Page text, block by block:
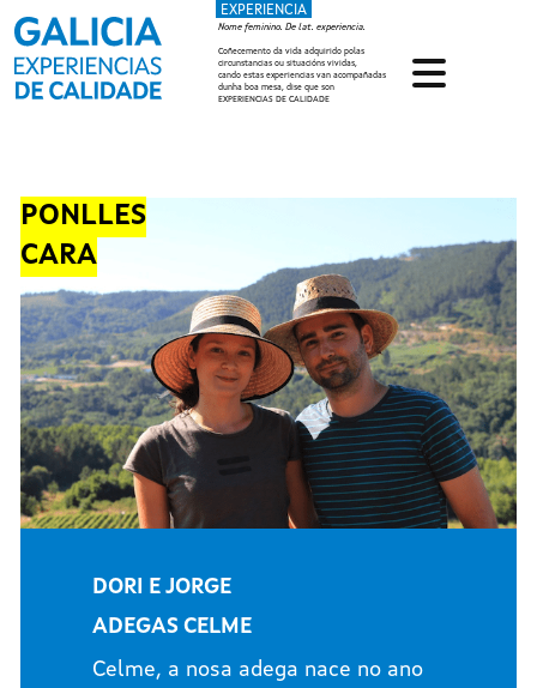
Ir o contido principal
EXPERIENCIA
Nome feminino. De lat. experiencia.
Coñecemento da vida adquirido polas
circunstancias ou situacións vividas,
cando estas experiencias van acompañadas
dunha boa mesa, dise que son
EXPERIENCIAS DE CALIDADE
PONLLES
CARA
DORI E JORGE
ADEGAS CELME
Celme, a nosa adega nace no ano